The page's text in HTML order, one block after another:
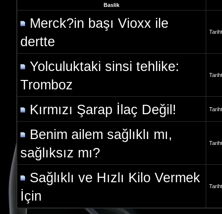
Baslik
Merck?in başı Vioxx ile
dertte
Yolculuktaki sinsi tehlike:
Tromboz
Kırmızı Şarap İlaç Değil!
Benim ailem sağlıklı mı,
sağlıksız mı?
Sağlıklı ve Hızlı Kilo Vermek
İçin